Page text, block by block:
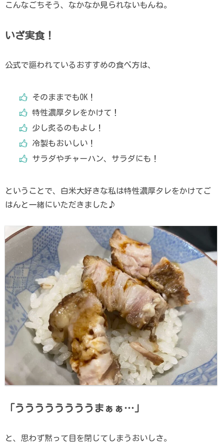
こんなごちそう、なかなか見られないもんね。
いざ実食！
公式で謳われているおすすめの食べ方は、
そのままでもOK！
特性濃厚タレをかけて！
少し炙るのもよし！
冷製もおいしい！
サラダやチャーハン、サラダにも！
ということで、白米大好きな私は特性濃厚タレをかけてご
はんと一緒にいただきました♪
「ううううううううまぁぁ…」
と、思わず黙って目を閉じてしまうおいしさ。